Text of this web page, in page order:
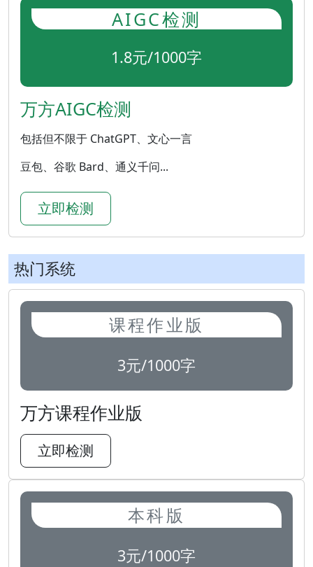
AIGC检测
1.8元/1000字
万方AIGC检测
包括但不限于 ChatGPT、文心一言
豆包、谷歌 Bard、通义千问...
立即检测
热门系统
课程作业版
3元/1000字
万方课程作业版
立即检测
本科版
3元/1000字